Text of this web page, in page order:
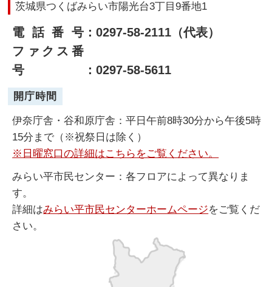
茨城県つくばみらい市陽光台3丁目9番地1
電話番号：0297-58-2111（代表）
ファクス番
号
：0297-58-5611
開庁時間
伊奈庁舎・谷和原庁舎：平日午前8時30分から午後5時
15分まで（※祝祭日は除く）
※日曜窓口の詳細はこちらをご覧ください。
みらい平市民センター：各フロアによって異なりま
す。
詳細はみらい平市民センターホームページをご覧くだ
さい。